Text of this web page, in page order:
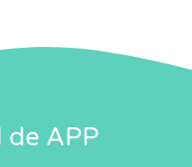
de APP